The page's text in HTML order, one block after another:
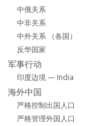
中俄关系
中非关系
中外关系 （各国）
反华国家
军事行动
印度边境 — India
海外中国
严格控制出国人口
严格管理外国人口